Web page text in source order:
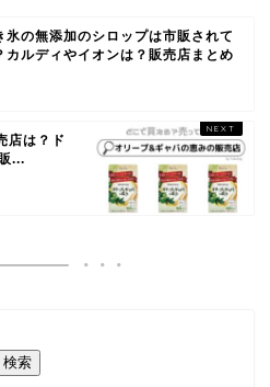
氷の無添加のシロップは市販されて
カルディやイオンは？販売店まとめ
店は？ド
...
検索